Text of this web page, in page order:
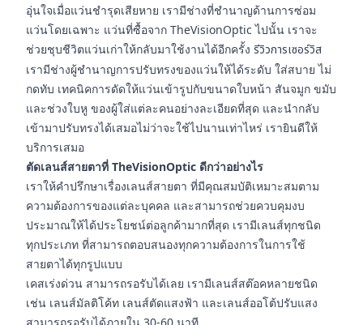
อุ่นใจเมื่อแว่นชำรุดเสียหาย เรามีช่างที่ชำนาญด้านการซ่อม
แว่นโดยเฉพาะ แว่นที่ซื้อจาก TheVisionOptic ไปนั้น เราจะ
ช่วยชุบชีวิตแว่นเก่าให้กลับมาใช้งานได้อีกครั้ง รีวิวการเซอร์วิส
เรามีช่างผู้ชำนาญการปรับทรงของแว่นให้ได้ระดับ ใส่สบาย ไม่
กดทับ เทคนิคการดัดให้แว่นเข้ารูปกับขนาดใบหน้า สันจมูก ขมับ
และช่วงใบหู ของผู้ใส่แต่ละคนอย่างละเอียดที่สุด และนำกลับ
เข้ามาปรับทรงได้เสมอไม่ว่าจะใช้ไปนานเท่าไหร่ เรายินดีให้
บริการเสมอ
ตัดเลนส์สายตาที่ TheVisionOptic ดีกว่าอย่างไร
เราให้คำปรึกษาเรื่องเลนส์สายตา ที่มีคุณสมบัติเหมาะสมตาม
ความต้องการของแต่ละบุคคล และสามารถช่วยควบคุมงบ
ประมาณให้ได้ประโยชน์ต่อลูกค้ามากที่สุด เรามีเลนส์ทุกชนิด
ทุกประเภท ที่สามารถตอบสนองทุกความต้องการในการใช้
สายตาได้ทุกรูปแบบ
เคสเร่งด่วน สามารถรอรับได้เลย เรามีเลนส์สต๊อคหลายชนิด
เช่น เลนส์มัลติโค้ท เลนส์ตัดแสงฟ้า และเลนส์ออโต้ปรับแสง